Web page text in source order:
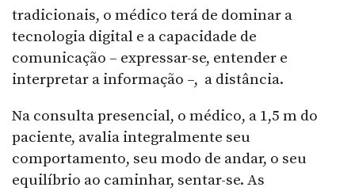
tradicionais, o médico terá de dominar a
tecnologia digital e a capacidade de
comunicação – expressar-se, entender e
interpretar a informação –, a distância.
Na consulta presencial, o médico, a 1,5 m do
paciente, avalia integralmente seu
comportamento, seu modo de andar, o seu
equilíbrio ao caminhar, sentar-se. As